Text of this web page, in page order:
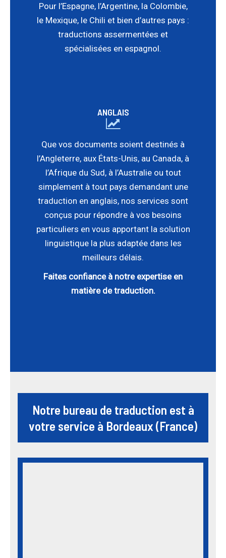
Pour l’Espagne, l’Argentine, la Colombie,
le Mexique, le Chili et bien d’autres pays :
traductions assermentées et
spécialisées en espagnol.
ANGLAIS
Que vos documents soient destinés à
l’Angleterre, aux États-Unis, au Canada, à
l’Afrique du Sud, à l’Australie ou tout
simplement à tout pays demandant une
traduction en anglais, nos services sont
conçus pour répondre à vos besoins
particuliers en vous apportant la solution
linguistique la plus adaptée dans les
meilleurs délais.
Faites confiance à notre expertise en
matière de traduction.
Notre bureau de traduction est à
votre service à Bordeaux (France)